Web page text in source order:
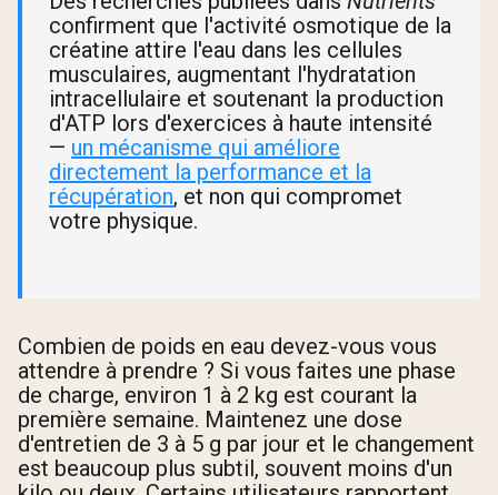
confirment que l'activité osmotique de la
créatine attire l'eau dans les cellules
musculaires, augmentant l'hydratation
intracellulaire et soutenant la production
d'ATP lors d'exercices à haute intensité
— un mécanisme qui améliore
directement la performance et la
récupération, et non qui compromet
votre physique.
Combien de poids en eau devez-vous vous
attendre à prendre ? Si vous faites une phase
de charge, environ 1 à 2 kg est courant la
première semaine. Maintenez une dose
d'entretien de 3 à 5 g par jour et le changement
est beaucoup plus subtil, souvent moins d'un